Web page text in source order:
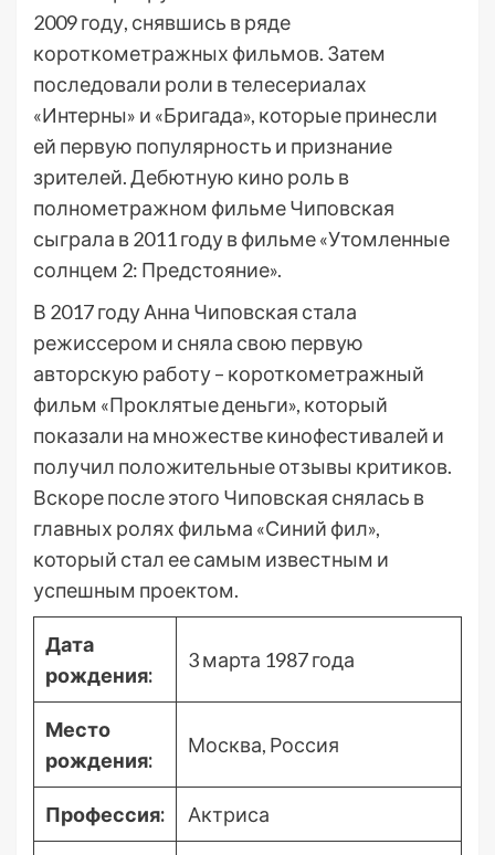
2009 году, снявшись в ряде
короткометражных фильмов. Затем
последовали роли в телесериалах
«Интерны» и «Бригада», которые принесли
ей первую популярность и признание
зрителей. Дебютную кино роль в
полнометражном фильме Чиповская
сыграла в 2011 году в фильме «Утомленные
солнцем 2: Предстояние».
В 2017 году Анна Чиповская стала
режиссером и сняла свою первую
авторскую работу – короткометражный
фильм «Проклятые деньги», который
показали на множестве кинофестивалей и
получил положительные отзывы критиков.
Вскоре после этого Чиповская снялась в
главных ролях фильма «Синий фил»,
который стал ее самым известным и
успешным проектом.
Дата
рождения:
3 марта 1987 года
Место
рождения:
Москва, Россия
Профессия: Актриса